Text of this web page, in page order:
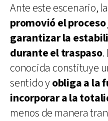
Ante este escenario,
promovió el
garantizar la
durante el traspaso.
conocida constituye
sentido yobliga a la
incorporar a la
menos de manera